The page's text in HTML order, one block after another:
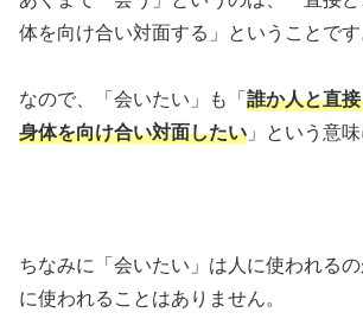
体を向け合い対面する」ということです
なので、「会いたい」も「誰か人と直
身体を向け合い対面したい 」という意
ちなみに「会いたい」は人に使われる
に使われることはありません。